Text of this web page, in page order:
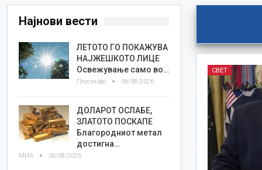
СВЕТ
Најнови вести
ЛЕТОТО ГО ПОКАЖУВА
НАЈЖЕШКОТО ЛИЦE
Освежување само во…
Плусинфо 06/08/2026
ДОЛАРОТ ОСЛАБЕ,
ЗЛАТОТО ПОСКАПЕ
Благородниот метал
достигна…
МИА 06/08/2026